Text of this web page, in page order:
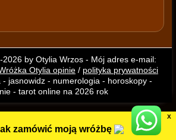
by Otylia Wrzos - Mój adres e-mail:
Otylia opinie/ polityka prywatności
- jasnowidz - numerologia - horoskopy -
- tarot online na 2026 rok
X
zamówić moją wróżbę